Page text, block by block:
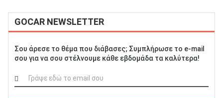
Επιχειρήσεις
GOCAR NEWSLETTER
Σου άρεσε το θέμα που διάβασες; Συμπλήρωσε το e-mail
σου για να σου στέλνουμε κάθε εβδομάδα τα καλύτερα!